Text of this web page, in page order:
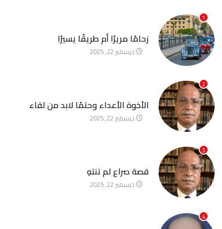
1
زحامًا مريرًا أم طريقًا يسيرًا
ديسمبر 22, 2025
2
الأخوة الأعداء وحتمًا لابد من لقاء
ديسمبر 22, 2025
3
قصة صراع لم تنتهِ
ديسمبر 22, 2025
4